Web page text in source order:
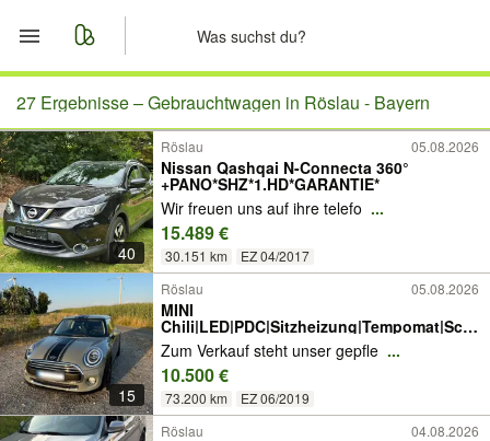
Start
Merkliste
Nachrichten
Anzeige aufgeben
27 Ergebnisse –Gebrauchtwagen in Röslau - Bayern
40
Röslau 05.08.2026
Nissan Qashqai N-Connecta 360°
+PANO*SHZ*1.HD*GARANTIE*
Wir freuen uns auf ihre telefo ...
15.489 €
30.151 km EZ 04/2017
15
Röslau 05.08.2026
MINI
Chili|LED|PDC|Sitzheizung|Tempomat|Sch
eckheft
Zum Verkauf steht unser gepfle ...
10.500 €
73.200 km EZ 06/2019
Röslau 04.08.2026